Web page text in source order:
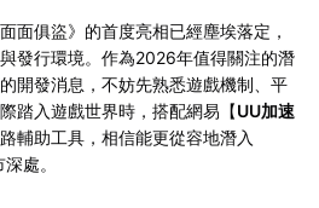
面俱盜》的首度亮相已經塵埃落定，
發行環境。作為2026年值得關注的潛
開發消息，不妨先熟悉遊戲機制、平
踏入遊戲世界時，搭配網易【UU加速
輔助工具，相信能更從容地潛入
處。